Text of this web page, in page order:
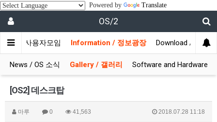
Powered by Translate
OS/2
/ 사용자모임 Information / 정보광장 Download / 자료실
News / OS 소식 Gallery / 갤러리 Software and Hardware
[OS2] 데스크탑
마루 0 41,563 2018.07.28 11:18